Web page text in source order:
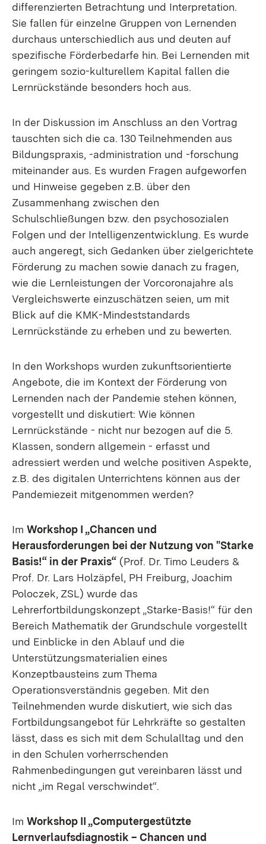
differenzierten Betrachtung und Interpretation.
Sie fallen für einzelne Gruppen von Lernenden
durchaus unterschiedlich aus und deuten auf
spezifische Förderbedarfe hin. Bei Lernenden mit
geringem sozio-kulturellem Kapital fallen die
Lernrückstände besonders hoch aus.
In der Diskussion im Anschluss an den Vortrag
tauschten sich die ca. 130 Teilnehmenden aus
Bildungspraxis, -administration und -forschung
miteinander aus. Es wurden Fragen aufgeworfen
und Hinweise gegeben z.B. über den
Zusammenhang zwischen den
Schulschließungen bzw. den psychosozialen
Folgen und der Intelligenzentwicklung. Es wurde
auch angeregt, sich Gedanken über zielgerichtete
Förderung zu machen sowie danach zu fragen,
wie die Lernleistungen der Vorcoronajahre als
Vergleichswerte einzuschätzen seien, um mit
Blick auf die KMK-Mindeststandards
Lernrückstände zu erheben und zu bewerten.
In den Workshops wurden zukunftsorientierte
Angebote, die im Kontext der Förderung von
Lernenden nach der Pandemie stehen können,
vorgestellt und diskutiert: Wie können
Lernrückstände - nicht nur bezogen auf die 5.
Klassen, sondern allgemein - erfasst und
adressiert werden und welche positiven Aspekte,
z.B. des digitalen Unterrichtens können aus der
Pandemiezeit mitgenommen werden?
Im Workshop I „Chancen und
Herausforderungen bei der Nutzung von "Starke
Basis!“ in der Praxis“ (Prof. Dr. Timo Leuders &
Prof. Dr. Lars Holzäpfel, PH Freiburg, Joachim
Poloczek, ZSL) wurde das
Lehrerfortbildungskonzept „Starke-Basis!“ für den
Bereich Mathematik der Grundschule vorgestellt
und Einblicke in den Ablauf und die
Unterstützungsmaterialien eines
Konzeptbausteins zum Thema
Operationsverständnis gegeben. Mit den
Teilnehmenden wurde diskutiert, wie sich das
Fortbildungsangebot für Lehrkräfte so gestalten
lässt, dass es sich mit dem Schulalltag und den
in den Schulen vorherrschenden
Rahmenbedingungen gut vereinbaren lässt und
nicht „im Regal verschwindet“.
Im Workshop II „Computergestützte
Lernverlaufsdiagnostik – Chancen und